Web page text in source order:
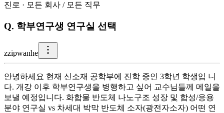
진로 · 모든 회사 / 모든 직무
Q. 학부연구생 연구실 선택
zzipwanhe
안녕하세요 현재 신소재 공학부에 진학 중인 3학년 학생입 니
다. 개강 이후 학부연구생을 병행하고 싶어 교수님들께 메일을
보낼 예정입니다. 화합물 반도체 나노구조 성장 및 합성/응용
분야 연구실 vs 차세대 박막 반도체 소자(광전자소자) 어떤 연